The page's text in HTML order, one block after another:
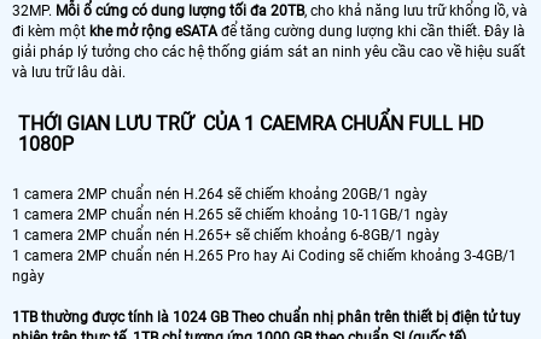
32MP. Mỗi ổ cứng có dung lượng tối đa 20TB, cho khả năng lưu trữ khổng lồ, và
đi kèm một khe mở rộng eSATAđể tăng cường dung lượng khi cần thiết. Đây là
giải pháp lý tưởng cho các hệ thống giám sát an ninh yêu cầu cao về hiệu suất
và lưu trữ lâu dài.
THỚI GIAN LƯU TRỮ CỦA 1 CAEMRA CHUẨN FULL HD
1080P
1 camera 2MP chuẩn nén H.264 sẽ chiếm khoảng 20GB/1 ngày
1 camera 2MP chuẩn nén H.265 sẽ chiếm khoảng 10-11GB/1 ngày
1 camera 2MP chuẩn nén H.265+ sẽ chiếm khoảng 6-8GB/1 ngày
1 camera 2MP chuẩn nén H.265 Pro hay Ai Coding sẽ chiếm khoảng 3-4GB/1
ngày
1TB thường được tính là 1024 GB Theo chuẩn nhị phân trên thiết bị điện tử tuy